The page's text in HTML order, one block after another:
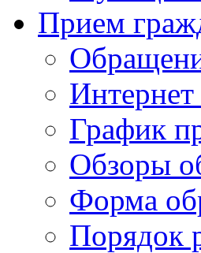
Прием
График
Обзоры
Форма
Порядок